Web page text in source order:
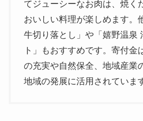
てジューシーなお肉は、焼く
おいしい料理が楽しめます。
牛切り落とし」や「嬉野温泉
ト」もおすすめです。寄付金
の充実や自然保全、地域産業
地域の発展に活用されていま